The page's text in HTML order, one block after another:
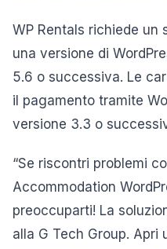
WP Rentals richiede un
una versione di
5.6 o successiva. Le
il pagamento tramite
versione 3.3 o
“Se riscontri problemi
Accommodation
preoccuparti! La
alla G Tech Group.